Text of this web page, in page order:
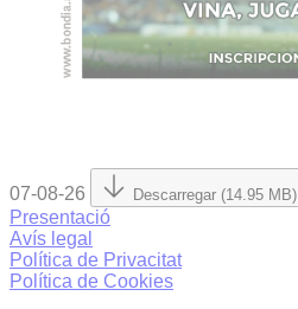
07-08-26 Descarregar (14.95 MB)
Presentació
Avís legal
Política de Privacitat
Política de Cookies